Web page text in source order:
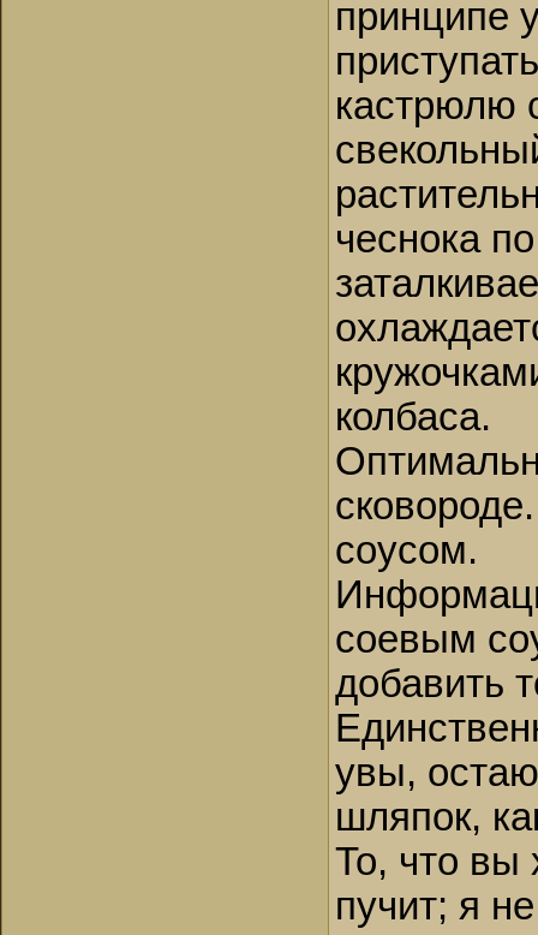
принципе
кастрюлю
чеснока
колбаса.
соусом.
соевым
добавить
увы,
шляпок,
То, что вы
пучит; я